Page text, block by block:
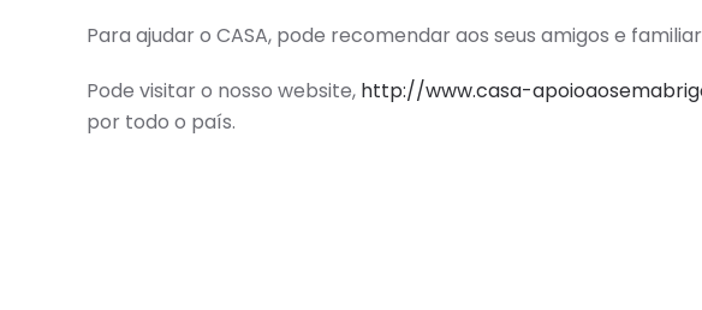
Para ajudar o CASA, pode recomendar aos seus amigos e
Pode visitar o nosso website, http://www.casa-
por todo o país.